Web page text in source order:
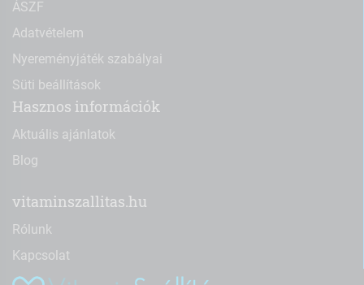
ÁSZF
Adatvételem
Nyereményjáték szabályai
Süti beállítások
Hasznos információk
Aktuális ajánlatok
Blog
vitaminszallitas.hu
Rólunk
Kapcsolat